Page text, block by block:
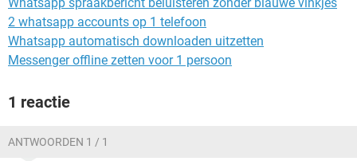
2 whatsapp accounts op 1 telefoon
Whatsapp automatisch downloaden uitzetten
Messenger offline zetten voor 1 persoon
1 reactie
ANTWOORDEN 1 / 1